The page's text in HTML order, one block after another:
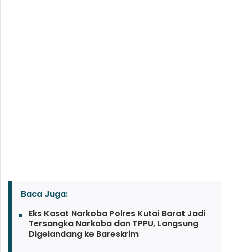
Baca Juga:
Eks Kasat Narkoba Polres Kutai Barat Jadi
Tersangka Narkoba dan TPPU, Langsung
Digelandang ke Bareskrim